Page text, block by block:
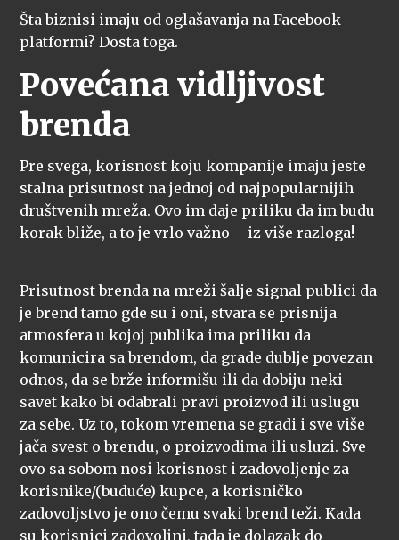
Šta biznisi imaju od oglašavanja na Facebook
platformi? Dosta toga.
Povećana vidljivost
brenda
Pre svega, korisnost koju kompanije imaju jeste
stalna prisutnost na jednoj od najpopularnijih
društvenih mreža. Ovo im daje priliku da im budu
korak bliže, a to je vrlo važno – iz više razloga!
Prisutnost brenda na mreži šalje signal publici da
je brend tamo gde su i oni, stvara se prisnija
atmosfera u kojoj publika ima priliku da
komunicira sa brendom, da grade dublje povezan
odnos, da se brže informišu ili da dobiju neki
savet kako bi odabrali pravi proizvod ili uslugu
za sebe. Uz to, tokom vremena se gradi i sve više
jača svest o brendu, o proizvodima ili usluzi. Sve
ovo sa sobom nosi korisnost i zadovoljenje za
korisnike/(buduće) kupce, a korisničko
zadovoljstvo je ono čemu svaki brend teži. Kada
su korisnici zadovoljni, tada je dolazak do